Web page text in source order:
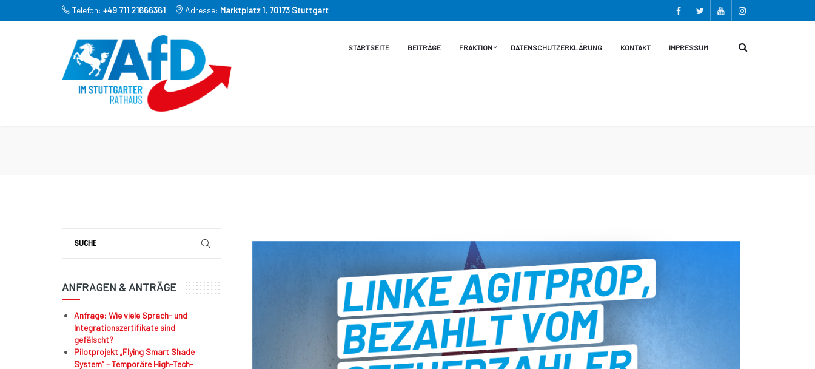
Telefon: +49 711 21666361 Adresse: Marktplatz 1, 70173 Stuttgart
STARTSEITE BEITRÄGE FRAKTION DATENSCHUTZERKLÄRUNG KONTAKT IMPRESSUM
ANFRAGEN & ANTRÄGE
Anfrage: Wie viele Sprach- und
Integrationszertifikate sind
gefälscht?
Pilotprojekt „Flying Smart Shade
System“ – Temporäre High-Tech-